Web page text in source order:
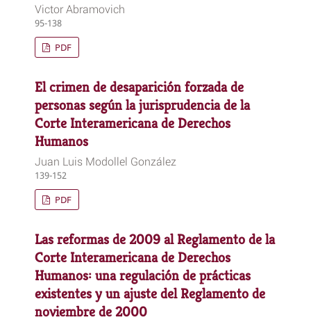
Victor Abramovich
95-138
PDF
El crimen de desaparición forzada de
personas según la jurisprudencia de la
Corte Interamericana de Derechos
Humanos
Juan Luis Modollel González
139-152
PDF
Las reformas de 2009 al Reglamento de la
Corte Interamericana de Derechos
Humanos: una regulación de prácticas
existentes y un ajuste del Reglamento de
noviembre de 2000